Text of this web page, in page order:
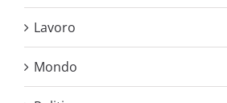
Lavoro
Mondo